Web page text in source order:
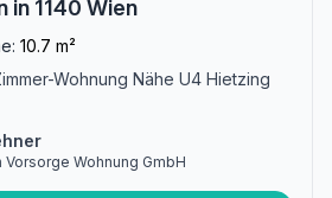
in 1140 Wien
10.7 m²
Wohnung Nähe U4 Hietzing
Wohnung GmbH